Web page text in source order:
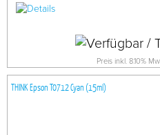
Preis inkl. 8.10%
THINK Epson T0712 Cyan (15ml)